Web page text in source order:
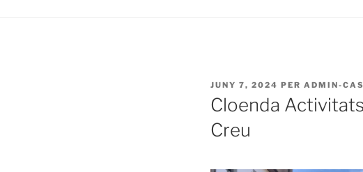
PUBLICAT
A
JUNY 7, 2024 PER ADMIN-
Cloenda
Creu